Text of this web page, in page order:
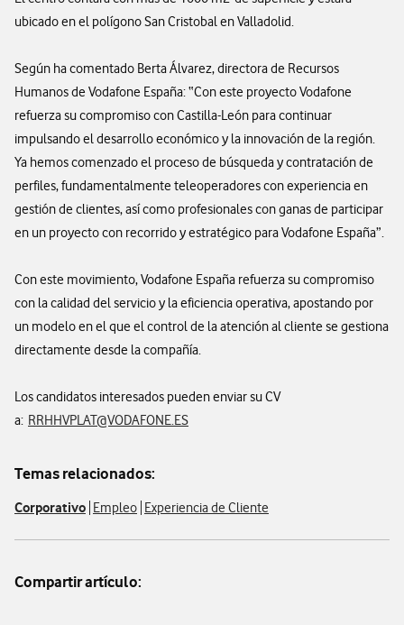
ubicado en el polígono San Cristobal en Valladolid.
Según ha comentado Berta Álvarez, directora de Recursos
Humanos de Vodafone España: “Con este proyecto Vodafone
refuerza su compromiso con Castilla-León para continuar
impulsando el desarrollo económico y la innovación de la región.
Ya hemos comenzado el proceso de búsqueda y contratación de
perfiles, fundamentalmente teleoperadores con experiencia en
gestión de clientes, así como profesionales con ganas de participar
en un proyecto con recorrido y estratégico para Vodafone España”.
Con este movimiento, Vodafone España refuerza su compromiso
con la calidad del servicio y la eficiencia operativa, apostando por
un modelo en el que el control de la atención al cliente se gestiona
directamente desde la compañía.
Los candidatos interesados pueden enviar su CV
a: RRHHVPLAT@VODAFONE.ES
Temas relacionados:
Corporativo Empleo Experiencia de Cliente
Compartir artículo: